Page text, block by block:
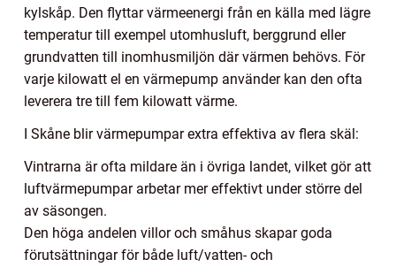
kylskåp. Den flyttar värmeenergi från en källa med lägre
temperatur till exempel utomhusluft, berggrund eller
grundvatten till inomhusmiljön där värmen behövs. För
varje kilowatt el en värmepump använder kan den ofta
leverera tre till fem kilowatt värme.
I Skåne blir värmepumpar extra effektiva av flera skäl:
Vintrarna är ofta mildare än i övriga landet, vilket gör att
luftvärmepumpar arbetar mer effektivt under större del
av säsongen.
Den höga andelen villor och småhus skapar goda
förutsättningar för både luft/vatten- och